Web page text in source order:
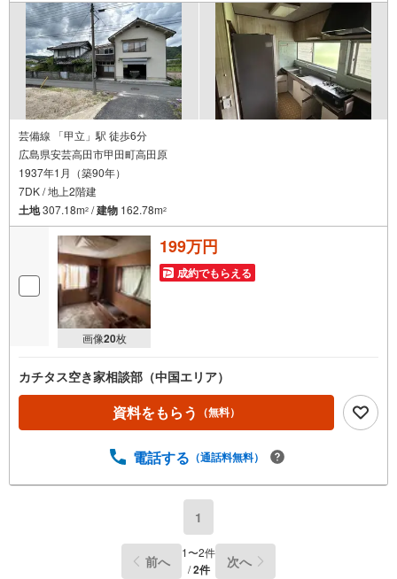
芸備線 「甲立」駅 徒歩6分
広島県安芸高田市甲田町高田原
1937年1月（築90年）
7DK / 地上2階建
土地307.18m2 /建物 162.78m2
画像20枚
199万円
成約でもらえる
カチタス空き家相談部（中国エリア）
資料をもらう （無料）
電話する （通話料無料）
1
前へ 1〜2件
/2件 次へ